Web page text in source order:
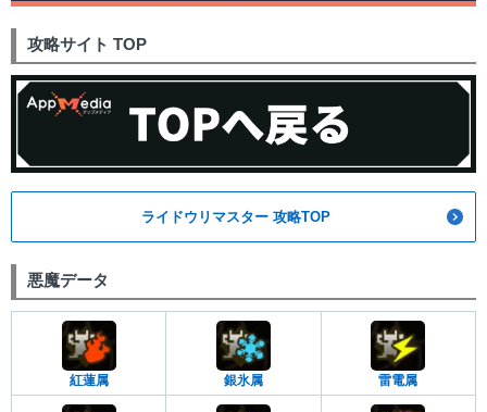
攻略サイト TOP
ライドウリマスター 攻略TOP
悪魔データ
紅蓮属 銀氷属 雷電属